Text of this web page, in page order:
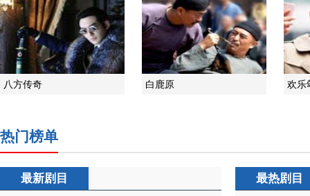
八方传奇 白鹿原 欢乐
热门榜单
最新剧目 最热剧目